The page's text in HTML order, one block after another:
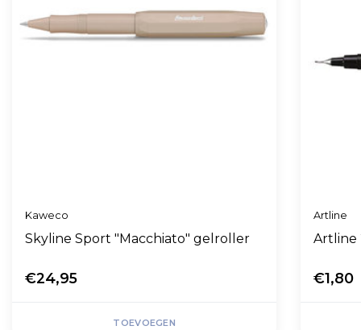
Kaweco
Skyline Sport "Macchiato" gelroller
€24,95
TOEVOEGEN
Artline
Artline
€1,80